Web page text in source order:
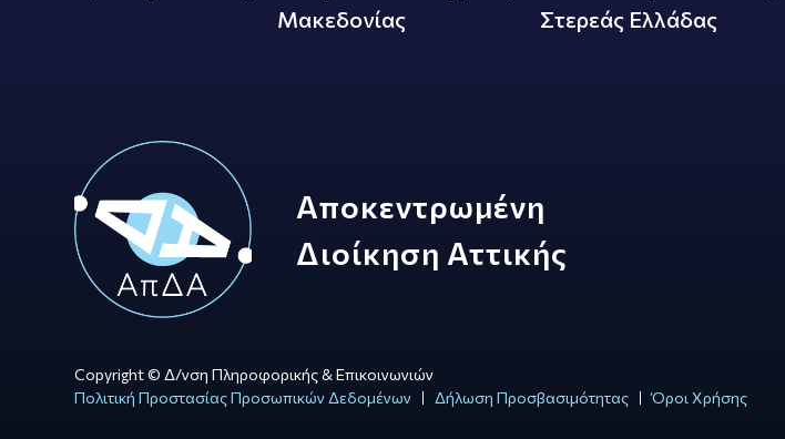
Μακεδονίας
Στερεάς Ελλάδας
Αποκεντρωμένη
Διοίκηση Αττικής
Copyright © Δ/νση Πληροφορικής & Επικοινωνιών
Πολιτική Προστασίας Προσωπικών Δεδομένων
Δήλωση Προσβασιμότητας Όροι Χρήσης